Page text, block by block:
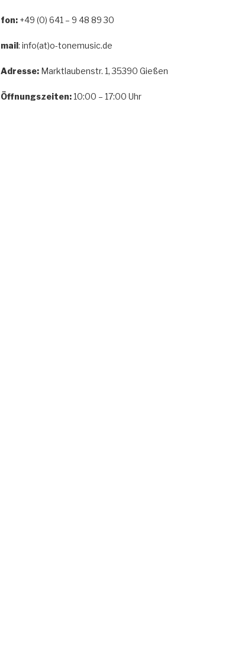
fon:+49 (0) 641 – 9 48 89 30
mail: info(at)o-tonemusic.de
Adresse: Marktlaubenstr. 1, 35390 Gießen
Öffnungszeiten:10:00 – 17:00 Uhr